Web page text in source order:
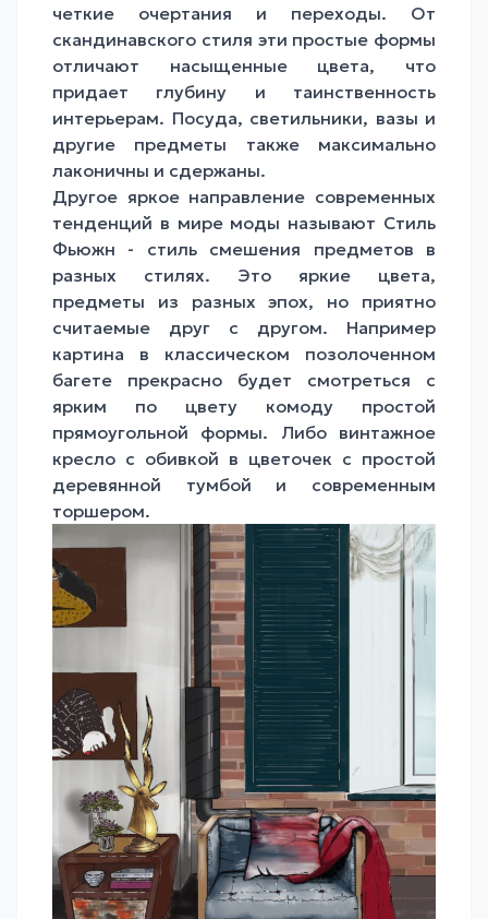
четкие очертания и переходы. От
скандинавского стиля эти простые формы
отличают насыщенные цвета, что
придает глубину и таинственность
интерьерам. Посуда, светильники, вазы и
другие предметы также максимально
лаконичны и сдержаны.
Другое яркое направление современных
тенденций в мире моды называют Стиль
Фьюжн - стиль смешения предметов в
разных стилях. Это яркие цвета,
предметы из разных эпох, но приятно
считаемые друг с другом. Например
картина в классическом позолоченном
багете прекрасно будет смотреться с
ярким по цвету комоду простой
прямоугольной формы. Либо винтажное
кресло с обивкой в цветочек с простой
деревянной тумбой и современным
торшером.